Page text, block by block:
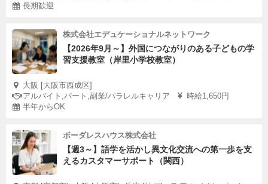
長期歓迎
株式会社エデュケーショナルネットワーク
【2026年9月～】外国につながりのある子どもの学
習支援教室（岸里小学校教室）
大阪 [大阪市西成区]
アルバイト,パート,副業/パラレルキャリア
時給1,650円
半年からOK
ボーダレスハウス株式会社
【週3～】語学を活かし異文化交流への第一歩を支
えるカスタマーサポート（関西）